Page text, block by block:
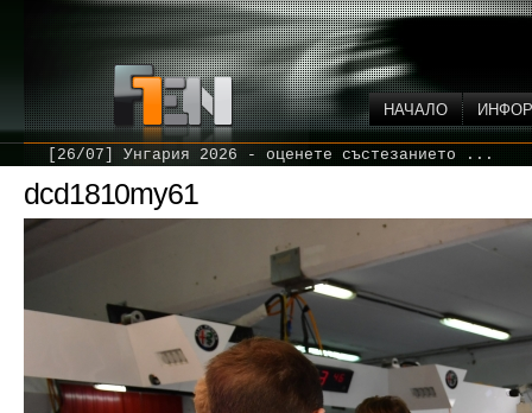
НАЧАЛО
[26/07] Унгария 2026 - оценете състезанието ...
dcd1810my61